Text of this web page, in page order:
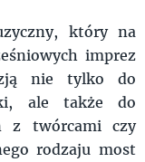
który na
imprez
nie tylko do
ale także do
z twórcami czy
rodzaju most